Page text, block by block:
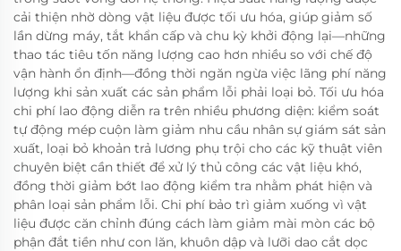
cải thiện nhờ dòng vật liệu được tối ưu hóa, giúp giảm số
lần dừng máy, tắt khẩn cấp và chu kỳ khởi động lại—những
thao tác tiêu tốn năng lượng cao hơn nhiều so với chế độ
vận hành ổn định—đồng thời ngăn ngừa việc lãng phí năng
lượng khi sản xuất các sản phẩm lỗi phải loại bỏ. Tối ưu hóa
chi phí lao động diễn ra trên nhiều phương diện: kiểm soát
tự động mép cuộn làm giảm nhu cầu nhân sự giám sát sản
xuất, loại bỏ khoản trả lương phụ trội cho các kỹ thuật viên
chuyên biệt cần thiết để xử lý thủ công các vật liệu khó,
đồng thời giảm bớt lao động kiểm tra nhằm phát hiện và
phân loại sản phẩm lỗi. Chi phí bảo trì giảm xuống vì vật
liệu được căn chỉnh đúng cách làm giảm mài mòn các bộ
phận đắt tiền như con lăn, khuôn dập và lưỡi dao cắt dọc